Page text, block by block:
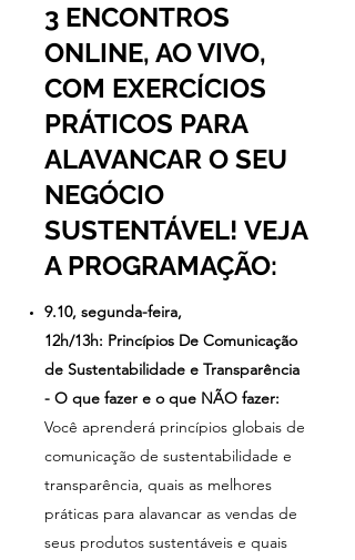
3 ENCONTROS
ONLINE, AO VIVO,
COM EXERCÍCIOS
PRÁTICOS PARA
ALAVANCAR O SEU
NEGÓCIO
SUSTENTÁVEL! VEJA
A PROGRAMAÇÃO:
9.10, segunda-feira,
12h/13h: Princípios De Comunicação
de Sustentabilidade e Transparência
- O que fazer e o que NÃO fazer:
Você aprenderá princípios globais de
comunicação de sustentabilidade e
transparência, quais as melhores
práticas para alavancar as vendas de
seus produtos sustentáveis e quais